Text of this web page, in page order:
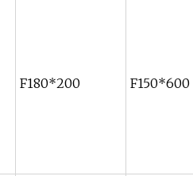
F180*200 F150*600